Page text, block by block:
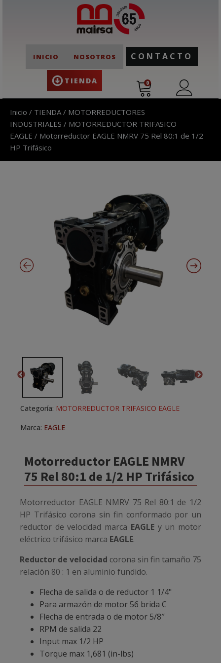
INICIO NOSOTROS
TIENDA
CONTACTO
0
Inicio / TIENDA / MOTORREDUCTORES
INDUSTRIALES / MOTORREDUCTOR TRIFASICO
EAGLE / Motorreductor EAGLE NMRV 75 Rel 80:1 de 1/2
HP Trifásico
Motorreductor EAGLE NMRV
75 Rel 80:1 de 1/2 HP Trifásico
Motorreductor EAGLE NMRV 75 Rel 80:1 de 1/2
HP Trifásico corona sin fin conformado por un
reductor de velocidad marca EAGLEy un motor
eléctrico trifásico marca EAGLE.
Reductor de velocidad corona sin fin tamaño 75
relación 80 : 1 en aluminio fundido.
Flecha de salida o de reductor 1 1/4"
Para armazón de motor 56 brida C
Flecha de entrada o de motor 5/8″
RPM de salida 22
Input max 1/2 HP
Torque max 1,681 (in-lbs)
Categoría: MOTORREDUCTOR TRIFASICO EAGLE
Marca: EAGLE